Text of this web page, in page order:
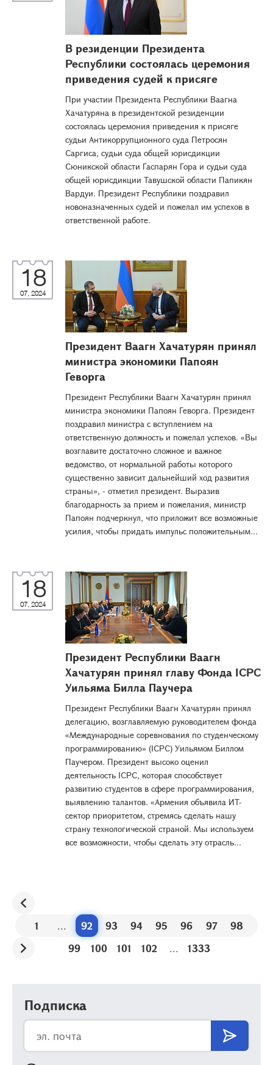
В резиденции Президента
Республики состоялась церемония
приведения судей к присяге
При участии Президента Республики Ваагна
Хачатуряна в президентской резиденции
состоялась церемония приведения к присяге
судьи Антикоррупционного суда Петросян
Саргиса, судьи суда общей юрисдикции
Сюникской области Гаспарян Гора и судьи суда
общей юрисдикции Тавушской области Папикян
Вардуи. Президент Республики поздравил
новоназначенных судей и пожелал им успехов в
ответственной работе.
18
07, 2024
Президент Ваагн Хачатурян принял
министра экономики Папоян
Геворга
Президент Республики Ваагн Хачатурян принял
министра экономики Папоян Геворга. Президент
поздравил министра с вступлением на
ответственную должность и пожелал успехов. «Вы
возглавите достаточно сложное и важное
ведомство, от нормальной работы которого
существенно зависит дальнейший ход развития
страны», - отметил президент. Выразив
благодарность за прием и пожелания, министр
Папоян подчеркнул, что приложит все возможные
усилия, чтобы придать импульс положительным...
18
07, 2024
Президент Республики Ваагн
Хачатурян принял главу Фонда ICPC
Уильяма Билла Паучера
Президент Республики Ваагн Хачатурян принял
делегацию, возглавляемую руководителем фонда
«Международные соревнования по студенческому
программированию» (ICPC) Уильямом Биллом
Паучером. Президент высоко оценил
деятельность ICPC, которая способствует
развитию студентов в сфере программирования,
выявлению талантов. «Армения объявила ИТ-
сектор приоритетом, стремясь сделать нашу
страну технологической страной. Мы используем
все возможности, чтобы сделать эту отрасль...
1 ... 92 93 94 95 96 97
98
99
100 101 102 ... 1333
Подписка